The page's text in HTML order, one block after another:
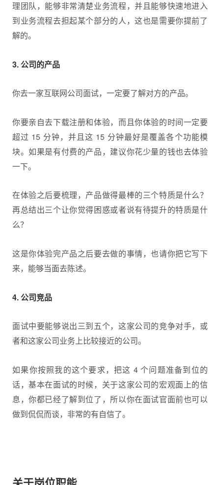
理团队，能够非常清楚业务流程，并且能够快速地进入
到业务流程去担起某个部分的人，这也是需要你提前了
解的。
3. 公司的产品
你去一家互联网公司面试，一定要了解对方的产品。
你要亲自去下载注册和体验，而且你体验的时间一定要
超过 15 分钟，并且这 15 分钟最好是覆盖各个功能模
块。如果是有付费的产品，建议你花少量的钱也去体验
一下。
在体验之后要梳理，产品做得最棒的三个特质是什么？
再总结出三个让你觉得困惑或者说有待提升的特质是什
么？
这是你体验完产品之后要去做的事情，也请你把它写下
来，能够当面去陈述。
4. 公司竞品
面试中要能够说出三到五个，这家公司的竞争对手，或
者和这家公司业务上比较接近的公司。
如果你按照我的这个要求，把这 4 个问题准备到位的
话，基本在面试的时候，关于这家公司的宏观面上的信
息，你都已经了解到位了，所以你在面试官面前也可以
做到侃侃而谈，非常的有自信了。